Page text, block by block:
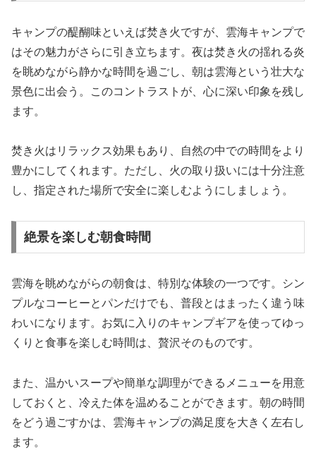
キャンプの醍醐味といえば焚き火ですが、雲海キャンプで
はその魅力がさらに引き立ちます。夜は焚き火の揺れる炎
を眺めながら静かな時間を過ごし、朝は雲海という壮大な
景色に出会う。このコントラストが、心に深い印象を残し
ます。
焚き火はリラックス効果もあり、自然の中での時間をより
豊かにしてくれます。ただし、火の取り扱いには十分注意
し、指定された場所で安全に楽しむようにしましょう。
絶景を楽しむ朝食時間
雲海を眺めながらの朝食は、特別な体験の一つです。シン
プルなコーヒーとパンだけでも、普段とはまったく違う味
わいになります。お気に入りのキャンプギアを使ってゆっ
くりと食事を楽しむ時間は、贅沢そのものです。
また、温かいスープや簡単な調理ができるメニューを用意
しておくと、冷えた体を温めることができます。朝の時間
をどう過ごすかは、雲海キャンプの満足度を大きく左右し
ます。